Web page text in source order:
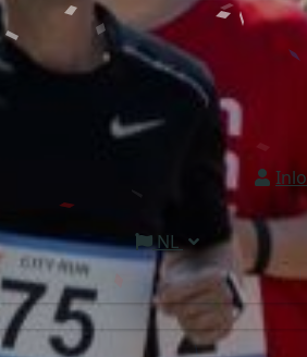
NL